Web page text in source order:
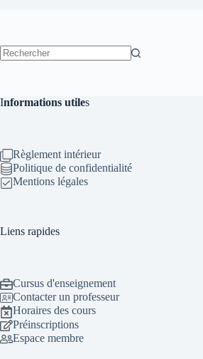
Informations utiles
Règlement intérieur
Politique de confidentialité
Mentions légales
Liens rapides
Cursus d'enseignement
Contacter un professeur
Horaires des cours
Préinscriptions
Espace membre